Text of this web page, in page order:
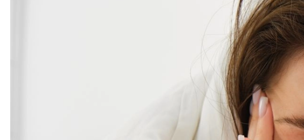
PROJEKTOWANIE OGRODU
DLA DOMU EKO ŻYCIE
ZWIERZĘTA W NATURZE
ZRÓB TO SAM
DANIA GŁÓWNE CIASTA I